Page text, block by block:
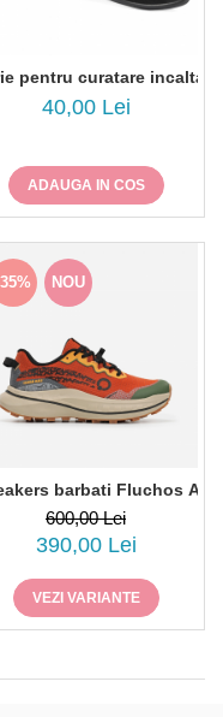
Leza 2135, piele naturala
pentru curatare
40,00 Lei
ADAUGA IN COS
piele naturala
NOU
barbati Fluchos AT
600,00 Lei
390,00 Lei
VEZI VARIANTE